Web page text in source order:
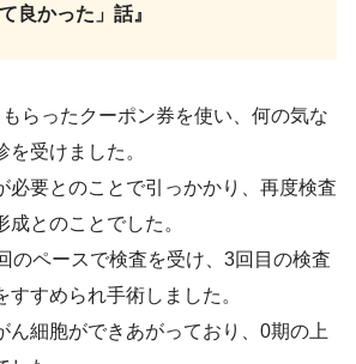
良かった」話』
らったクーポン券を使い、何の気な
を受けました。
必要とのことで引っかかり、再度検査
とのことでした。
のペースで検査を受け、3回目の検査
すめられ手術しました。
ん細胞ができあがっており、0期の上